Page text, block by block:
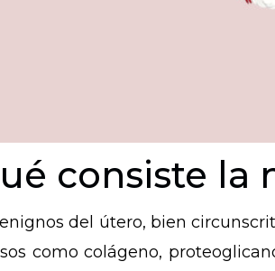
consiste la
del útero, bien
como colágeno,